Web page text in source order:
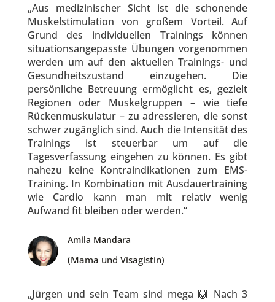
„Aus medizinischer Sicht ist die schonende
Muskelstimulation von großem Vorteil. Auf
Grund des individuellen Trainings können
situationsangepasste Übungen vorgenommen
werden um auf den aktuellen Trainings- und
Gesundheitszustand einzugehen. Die
persönliche Betreuung ermöglicht es, gezielt
Regionen oder Muskelgruppen – wie tiefe
Rückenmuskulatur – zu adressieren, die sonst
schwer zugänglich sind. Auch die Intensität des
Trainings ist steuerbar um auf die
Tagesverfassung eingehen zu können. Es gibt
nahezu keine Kontraindikationen zum EMS-
Training. In Kombination mit Ausdauertraining
wie Cardio kann man mit relativ wenig
Aufwand fit bleiben oder werden.“
Amila Mandara
(Mama und Visagistin)
„Jürgen und sein Team sind mega 🙌 Nach 3